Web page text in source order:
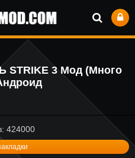
STRIKE 3 Мод (Много
424000